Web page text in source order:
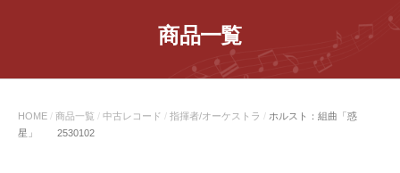
商品一覧
HOME / 商品一覧 / 中古レコード / 指揮者/オーケストラ / ホルスト：組曲「惑
星」 2530102